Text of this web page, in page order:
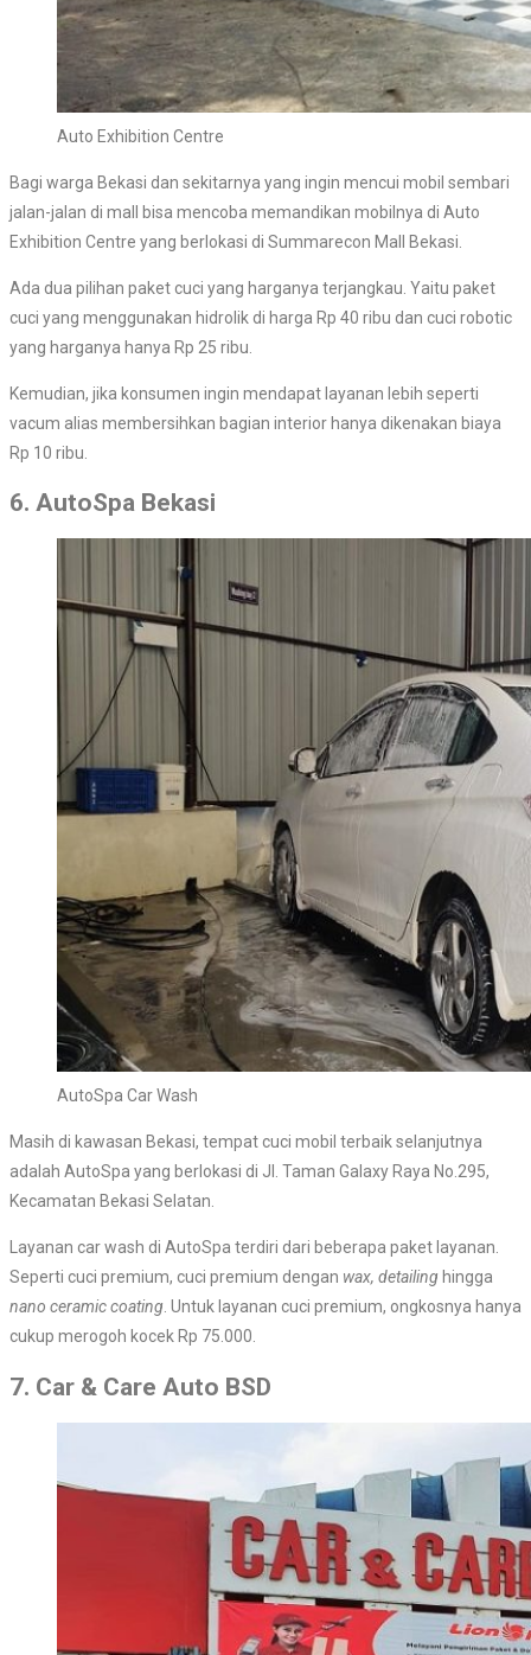
Auto Exhibition Centre
Bagi warga Bekasi dan sekitarnya yang ingin mencui mobil sembari
jalan-jalan di mall bisa mencoba memandikan mobilnya di Auto
Exhibition Centre yang berlokasi di Summarecon Mall Bekasi.
Ada dua pilihan paket cuci yang harganya terjangkau. Yaitu paket
cuci yang menggunakan hidrolik di harga Rp 40 ribu dan cuci robotic
yang harganya hanya Rp 25 ribu.
Kemudian, jika konsumen ingin mendapat layanan lebih seperti
vacum alias membersihkan bagian interior hanya dikenakan biaya
Rp 10 ribu.
6. AutoSpa Bekasi
AutoSpa Car Wash
Masih di kawasan Bekasi, tempat cuci mobil terbaik selanjutnya
adalah AutoSpa yang berlokasi di Jl. Taman Galaxy Raya No.295,
Kecamatan Bekasi Selatan.
Layanan car wash di AutoSpa terdiri dari beberapa paket layanan.
Seperti cuci premium, cuci premium dengan wax, detailing hingga
nano ceramic coating. Untuk layanan cuci premium, ongkosnya hanya
cukup merogoh kocek Rp 75.000.
7. Car & Care Auto BSD